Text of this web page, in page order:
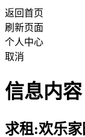
返回首页
刷新页面
个人中心
取消
信息内容
求租:欢乐